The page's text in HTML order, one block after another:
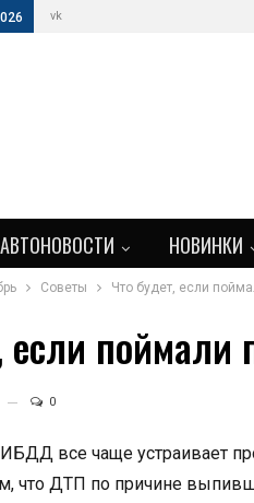
vk
АВТОНОВОСТИ НОВИНКИ
Советы Что будет, если
если
0
все чаще устраивает
что ДТП по причине